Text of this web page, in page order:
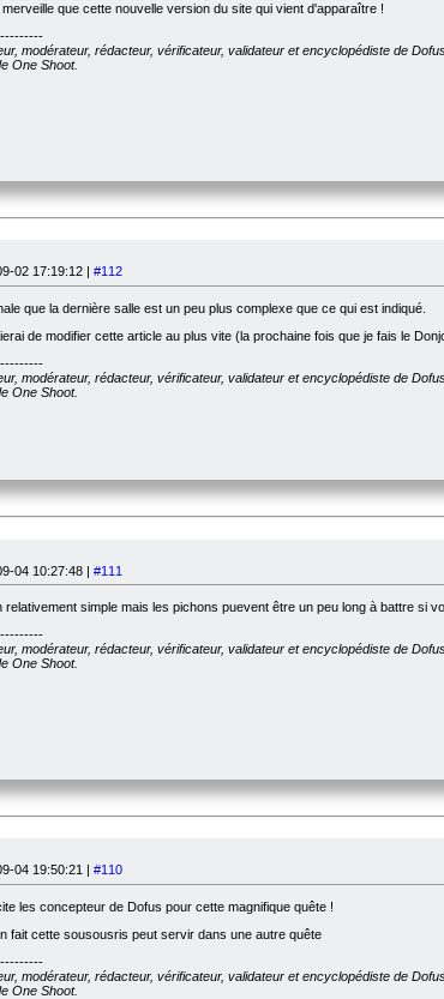
merveille que cette nouvelle version du site qui vient d'apparaître !
modérateur, rédacteur, vérificateur, validateur et encyclopédiste de
One Shoot.
02 17:19:12 | #112
que la dernière salle est un peu plus complexe que ce qui est indiqué.
de modifier cette article au plus vite (la prochaine fois que je fais le
modérateur, rédacteur, vérificateur, validateur et encyclopédiste de
One Shoot.
04 10:27:48 | #111
relativement simple mais les pichons puevent être un peu long à battre si
modérateur, rédacteur, vérificateur, validateur et encyclopédiste de
One Shoot.
04 19:50:21 | #110
les concepteur de Dofus pour cette magnifique quête !
fait cette sousousris peut servir dans une autre quête
modérateur, rédacteur, vérificateur, validateur et encyclopédiste de
One Shoot.